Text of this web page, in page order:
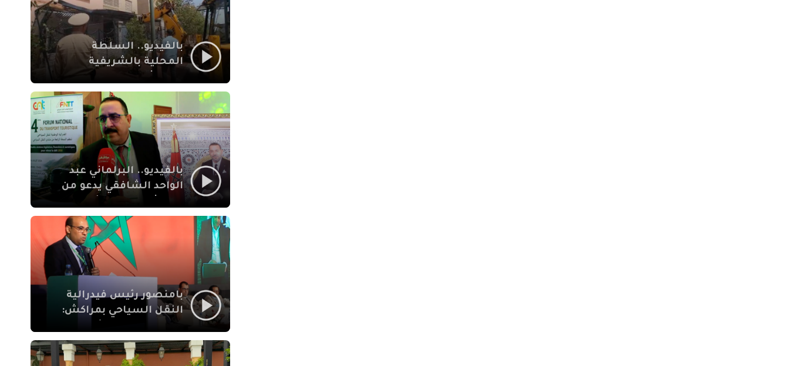
بالفيديو.. السلطة
المحلية بالشريفية
بنايات غير قانونية بإقامة
الإيمان
بالفيديو.. البرلماني عبد
الواحد الشافقي يدعو من
النقل السياحي لمواكبة
بامنصور رئيس فيدرالية
النقل السياحي بمراكش:
والاصلاح التشريعي
ركيزتان أساسيتان لكسب